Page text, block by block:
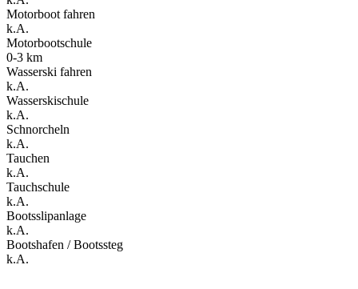
Motorboot fahren
k.A.
Motorbootschule
0-3 km
Wasserski fahren
k.A.
Wasserskischule
k.A.
Schnorcheln
k.A.
Tauchen
k.A.
Tauchschule
k.A.
Bootsslipanlage
k.A.
Bootshafen / Bootssteg
k.A.